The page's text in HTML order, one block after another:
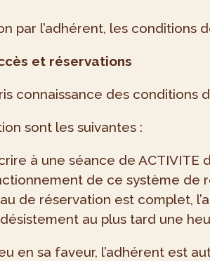
par l’adhérent, les conditions
et réservations
connaissance des conditions
sont les suivantes :
à une séance de
de ce système
de réservation est complet,
au plus tard une
en sa faveur, l’adhérent est